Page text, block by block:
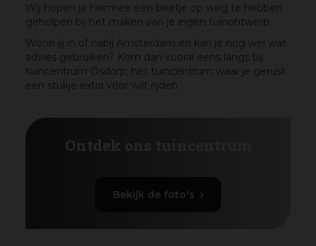
Wij hopen je hiermee een beetje op weg te hebben
geholpen bij het maken van je eigen tuinontwerp.
Woon jij in of nabij Amsterdam en kan je nog wel wat
advies gebruiken? Kom dan vooral eens langs bij
tuincentrum Osdorp, het tuincentrum waar je gerust
een stukje extra voor wilt rijden.
Ontdek ons tuincentrum
Bekijk de foto's